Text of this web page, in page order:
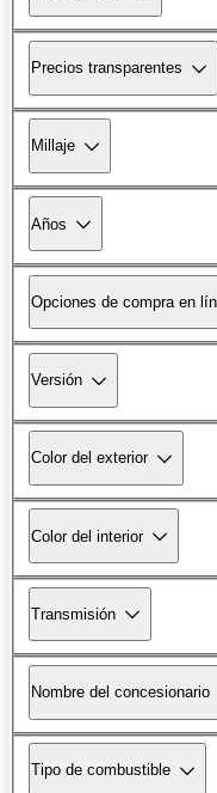
Precios transparentes
Millaje
Años
Opciones de compra en
Versión
Color del exterior
Color del interior
Transmisión
Nombre del concesionario
Tipo de combustible